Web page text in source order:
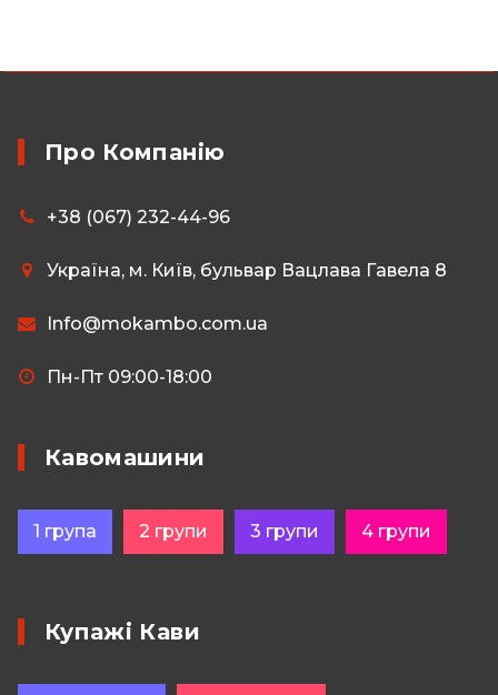
Про Компанію
+38 (067) 232-44-96
Українa, м. Київ, бульвар Вацлава Гавела 8
Info@mokambo.com.ua
Пн-Пт 09:00-18:00
Кавомашини
1 група 2 групи 3 групи 4 групи
Купажі Кави